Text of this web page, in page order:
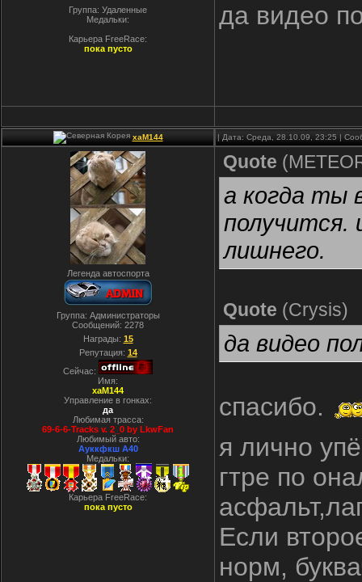
Группа: Удаленные
Медальки:
Карьера FreeRace:
пока пусто
да видео
xaM144 | Дата: Среда, 28.10.09, 23:25 |
Легенда автоспорта
Группа: Администраторы
Сообщений: 2278
Награды: 15
Репутация: 14
Сейчас:
Имя:
xaM144
Управление в гонках:
да
Любимая трасса:
69-6-6-Tracks v. 2_0 by LkwFan
Любимый авто:
Ауккфкш А40
Медальки:
Карьера FreeRace:
пока пусто
Quote (
а когда ты
получится.
лишнего.
Quote (Crysis)
да видео
спасибо.
я лично
гтре по
Если
норм,